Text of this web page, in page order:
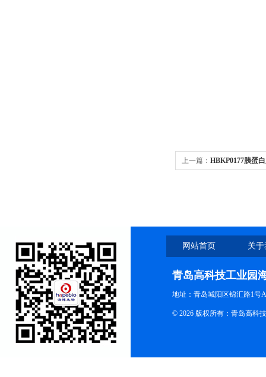
上一篇： HBKP0177胰蛋
网站首页 关
青岛高科技工业园
地址：青岛城阳区锦汇路1号
© 2026 版权所有：青岛高科